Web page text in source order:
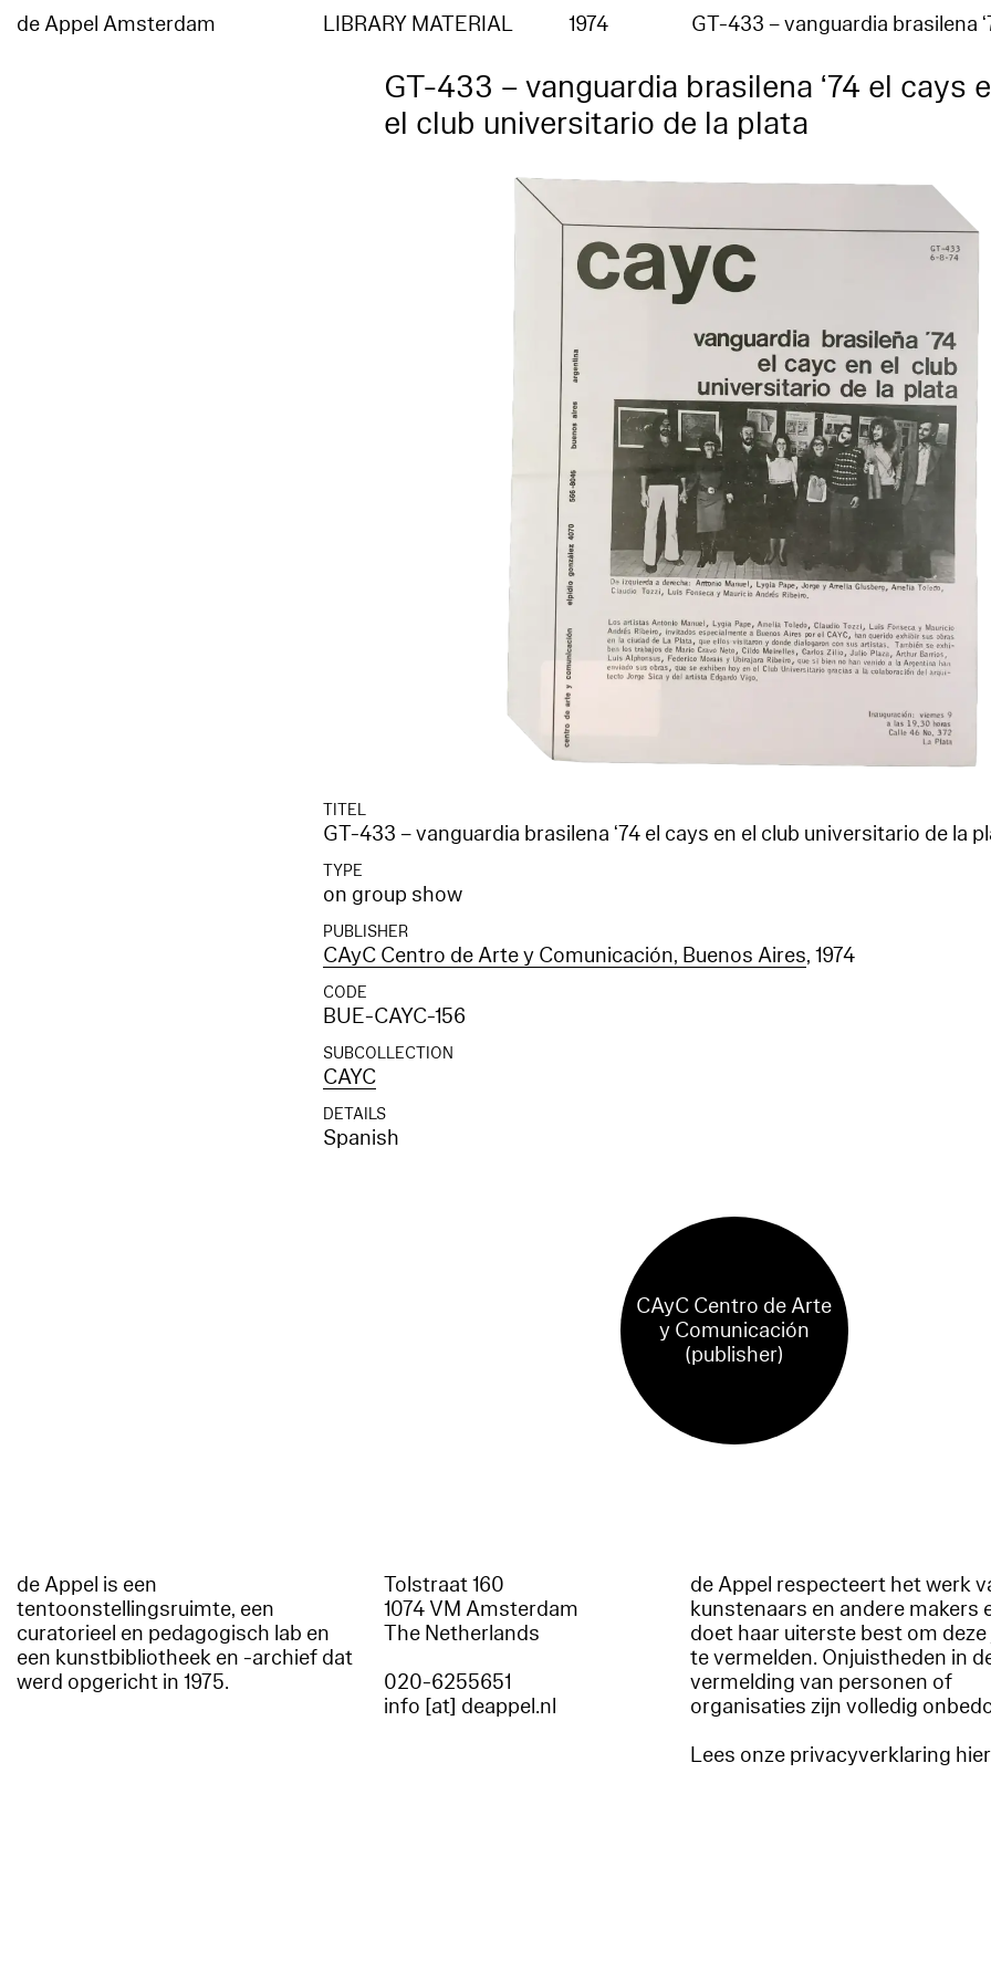
de Appel Amsterdam LIBRARY MATERIAL 1974 GT-433 – vanguardia brasilena
GT-433 – vanguardia brasilena ‘74 el cays
el club universitario de la plata
TITEL
GT-433 – vanguardia brasilena ‘74 el cays en el club universitario de la
TYPE
on group show
PUBLISHER
CAyC Centro de Arte y Comunicación, Buenos Aires, 1974
CODE
BUE-CAYC-156
SUBCOLLECTION
CAYC
DETAILS
Spanish
CAyC Centro de Arte
y Comunicación
(publisher)
de Appel is een
tentoonstellingsruimte, een
curatorieel en pedagogisch lab en
een kunstbibliotheek en -archief dat
werd opgericht in 1975.
Tolstraat 160
1074 VM Amsterdam
The Netherlands
020-6255651
info [at] deappel.nl
de Appel respecteert het werk
kunstenaars en andere makers
doet haar uiterste best om
te vermelden. Onjuistheden in
vermelding van personen of
organisaties zijn volledig
Lees onze privacyverklaring hier